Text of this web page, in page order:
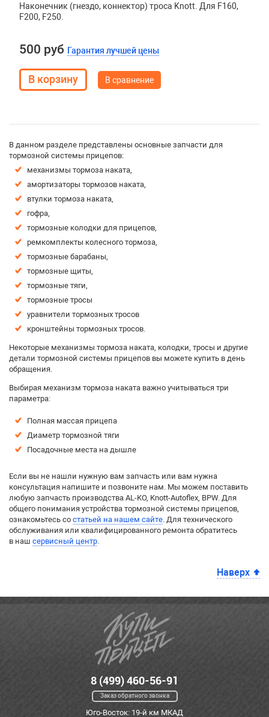
Наконечник (гнездо, коннектор) троса Knott. Для F160,
F200, F250.
500 руб Гарантия лучшей цены
В сравнение
В данном разделе представлены основные запчасти для
тормозной системы прицепов:
механизмы тормоза наката,
амортизаторы тормозов наката,
втулки тормоза наката,
гофра,
тормозные колодки для прицепов,
ремкомплекты колесного тормоза,
тормозные барабаны,
тормозные щиты,
тормозные тяги,
тормозные тросы
уравнители тормозных тросов
кронштейны тормозных тросов.
Некоторые механизмы тормоза наката, колодки, тросы и другие
детали тормозной системы прицепов вы можете купить в день
обращения.
Выбирая механизм тормоза наката важно учитываться три
параметра:
Полная массая прицепа
Диаметр тормозной тяги
Посадочные места на дышле
Если вы не нашли нужную вам запчасть или вам нужна
консультация напишите и позвоните нам. Мы можем поставить
любую запчасть производства AL-KO, Knott-Autoflex, BPW. Для
общего понимания устройства тормозной системы прицепов,
ознакомьтесь со статьей на нашем сайте. Для технического
обслуживания или квалифицированного ремонта обратитесь
в наш сервисный центр.
Наверх
8 (499) 460-56-91
Заказ обратного звонка
Юго-Восток: 19-й км МКАД